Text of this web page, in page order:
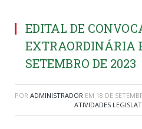
EDITAL DE
EXTRAORDINÁRIA
SETEMBRO DE 2023
POR ADMINISTRADOR EM 18 DE
ATIVIDADES